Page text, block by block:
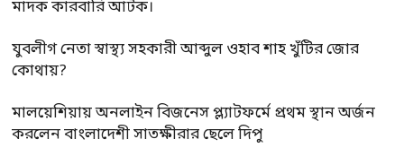
মাদক কারবারি আটক।
যুবলীগ নেতা স্বাস্থ্য সহকারী আব্দুল ওহাব শাহ খুঁটির জোর
কোথায়?
মালয়েশিয়ায় অনলাইন বিজনেস প্ল্যাটফর্মে প্রথম স্থান অর্জন
করলেন বাংলাদেশী সাতক্ষীরার ছেলে দিপু